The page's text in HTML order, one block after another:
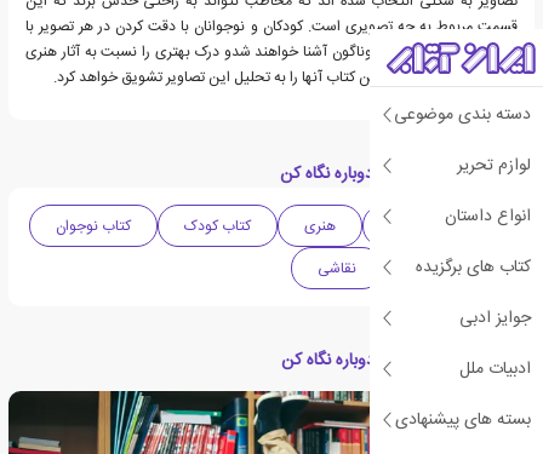
دسته بندی موضوعی
لوازم تحریر
انواع داستان
کتاب های برگزیده
جوایز ادبی
ادبیات ملل
بسته های پیشنهادی
قسمت مربوط به چه تصویری است. کودکان و نوجوانان با دقت کردن در هر تصویر با
آثار هنری در سبک های گوناگون آشنا خواهند شدو درک بهتری را نسبت به آثار هنری
پیدا خواهند کرد و روند این کتاب آنها را به تحلیل این تصاویر تشویق خواهد کرد.
دسته بندی های کتاب دوباره نگاه کن
دهه 2000 میلادی هنری کتاب کودک
کتاب نوجوان
تعلیم و تربیت
نقاشی
مقالات مرتبط با کتاب دوباره نگاه کن